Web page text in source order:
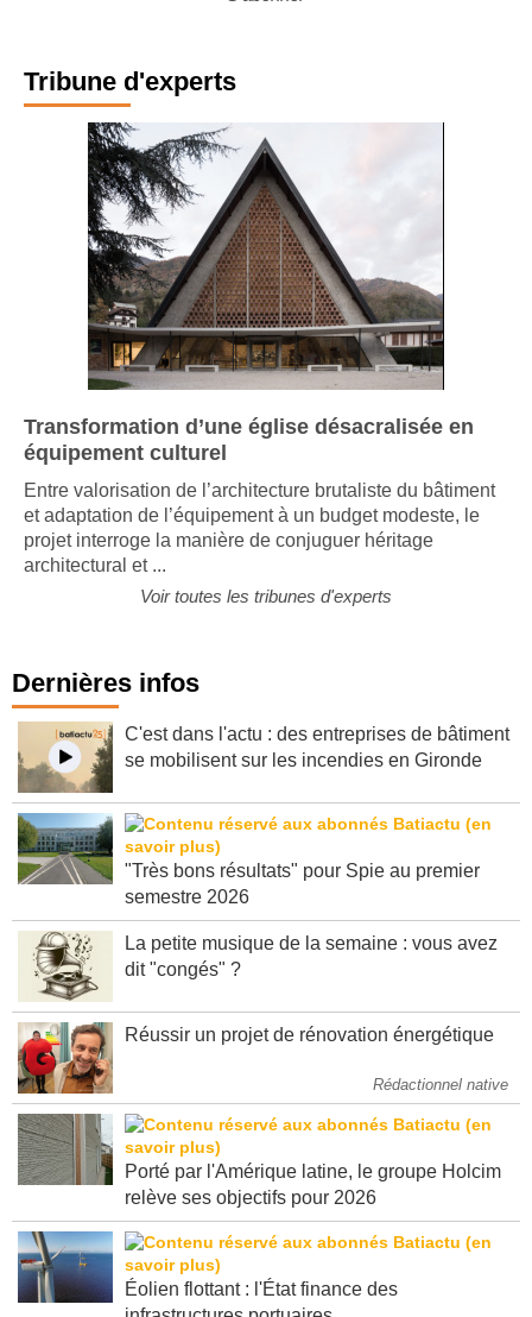
Tribune d'experts
Transformation d’une église désacralisée en
équipement culturel
Entre valorisation de l’architecture brutaliste du bâtiment
et adaptation de l’équipement à un budget modeste, le
projet interroge la manière de conjuguer héritage
Dernières infos
C'est dans l'actu : des entreprises de bâtiment
"Très bons résultats" pour Spie au premier
La petite musique de la semaine : vous avez
Rédactionnel native
Porté par l'Amérique latine, le groupe Holcim
Éolien flottant : l'État finance des